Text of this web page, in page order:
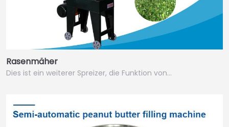
Rasenmäher
Dies ist ein weiterer Spreizer, die Funktion von…